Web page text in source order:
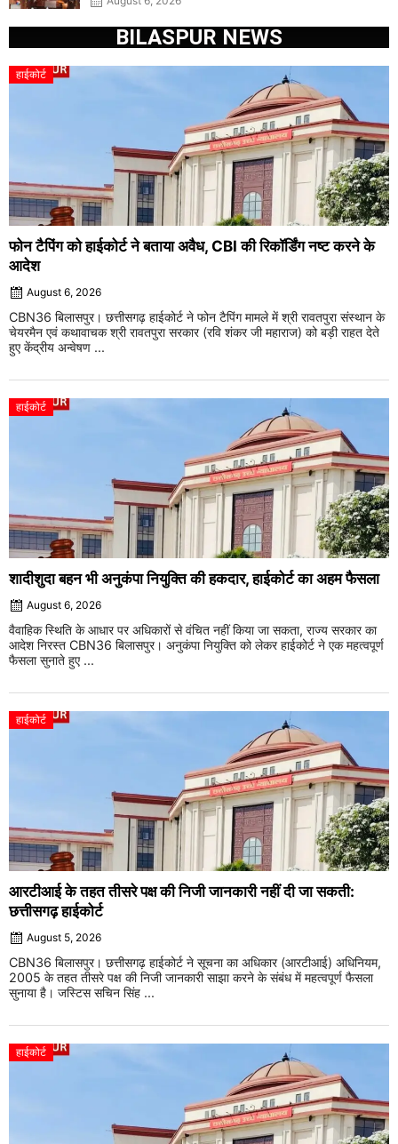
BILASPUR NEWS
हाईकोर्ट
फोन टैपिंग को हाईकोर्ट ने बताया अवैध, CBI की रिकॉर्डिंग नष्ट करने के
आदेश
August 6, 2026
CBN36 बिलासपुर। छत्तीसगढ़ हाईकोर्ट ने फोन टैपिंग मामले में श्री रावतपुरा संस्थान के
चेयरमैन एवं कथावाचक श्री रावतपुरा सरकार (रवि शंकर जी महाराज) को बड़ी राहत देते
हुए केंद्रीय अन्वेषण ...
हाईकोर्ट
शादीशुदा बहन भी अनुकंपा नियुक्ति की हकदार, हाईकोर्ट का अहम फैसला
August 6, 2026
वैवाहिक स्थिति के आधार पर अधिकारों से वंचित नहीं किया जा सकता, राज्य सरकार का
आदेश निरस्त CBN36 बिलासपुर। अनुकंपा नियुक्ति को लेकर हाईकोर्ट ने एक महत्वपूर्ण
फैसला सुनाते हुए ...
हाईकोर्ट
आरटीआई के तहत तीसरे पक्ष की निजी जानकारी नहीं दी जा सकती:
छत्तीसगढ़ हाईकोर्ट
August 5, 2026
CBN36 बिलासपुर। छत्तीसगढ़ हाईकोर्ट ने सूचना का अधिकार (आरटीआई) अधिनियम,
2005 के तहत तीसरे पक्ष की निजी जानकारी साझा करने के संबंध में महत्वपूर्ण फैसला
सुनाया है। जस्टिस सचिन सिंह ...
हाईकोर्ट